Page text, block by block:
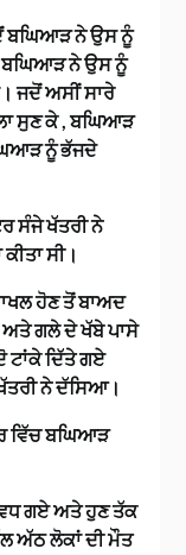
ਬਘਿਆੜ ਨੇ ਉਸ ਨੂੰ
ਬਘਿਆੜ ਨੇ ਉਸ ਨੂੰ
ਜਦੋਂ ਅਸੀਂ ਸਾਰੇ
ਸੁਣ ਕੇ , ਬਘਿਆੜ
ਨੂੰ ਭੱਜਦੇ
ਸੰਜੇ ਖੱਤਰੀ ਨੇ
ਸੀ।
ਹੋਣ ਤੋਂ ਬਾਅਦ
ਅਤੇ ਗਲੇ ਦੇ ਖੱਬੇ ਪਾਸੇ
ਦਿੱਤੇ ਗਏ
ਨੇ ਦੱਸਿਆ।
ਵਿੱਚ ਬਘਿਆੜ
ਗਏ ਅਤੇ ਹੁਣ ਤੱਕ
ਅੱਠ ਲੋਕਾਂ ਦੀ ਮੌਤ